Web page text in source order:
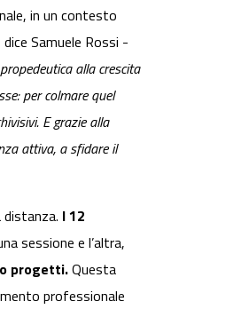
in un contesto
Samuele Rossi -
alla crescita
per colmare quel
E grazie alla
attiva, a sfidare il
I 12
sessione e l’altra,
progetti.Questa
professionale